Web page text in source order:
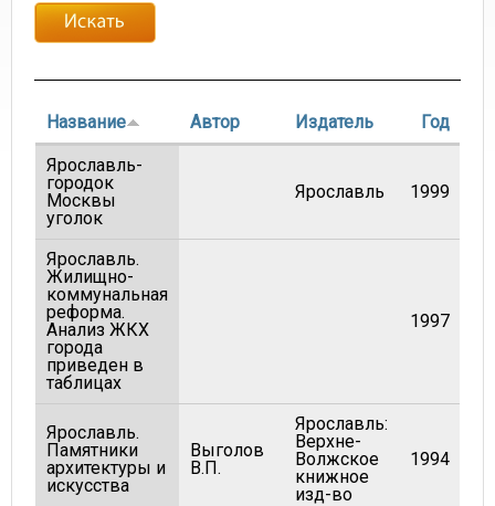
Название Автор Издатель Год
Ярославль-
городок
Москвы
уголок
Ярославль 1999
Ярославль.
Жилищно-
коммунальная
реформа.
Анализ ЖКХ
города
приведен в
таблицах
1997
Ярославль.
Памятники
архитектуры и
искусства
Выголов
В.П.
Ярославль:
Верхне-
Волжское
книжное
изд-во
1994